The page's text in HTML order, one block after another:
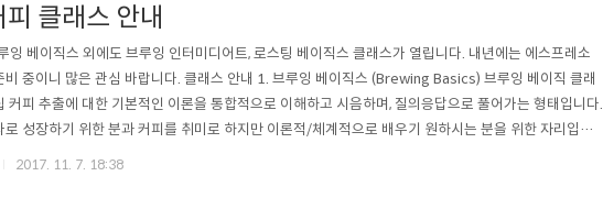
클래스 안내
잉 베이직스 외에도 브루잉 인터미디어트, 로스팅 베이직스 클래스가 열립니다. 내년에는 에스프레소
비 중이니 많은 관심 바랍니다. 클래스 안내 1. 브루잉 베이직스 (Brewing Basics) 브루잉 베이직 클래
커피 추출에 대한 기본적인 이론을 통합적으로 이해하고 시음하며, 질의응답으로 풀어가는 형태입니다.
로 성장하기 위한 분과 커피를 취미로 하지만 이론적/체계적으로 배우기 원하시는 분을 위한 자리입니
자세히 알아보기 2. 브루잉 인터미디어트 (Brewing Intermediate) 브루잉 베이직스 참석자만 들을 수
2017. 11. 7. 18:38